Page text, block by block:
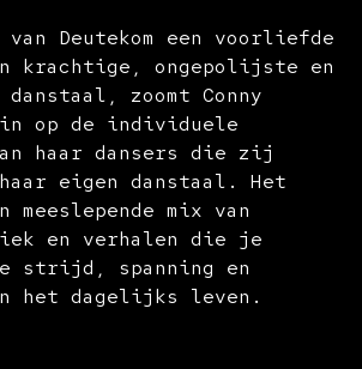
Deutekom een voorliefde
krachtige, ongepolijste en
zoomt Conny
in op de individuele
haar dansers die zij
eigen danstaal. Het
meeslepende mix van
en verhalen die je
strijd, spanning en
het dagelijks leven.